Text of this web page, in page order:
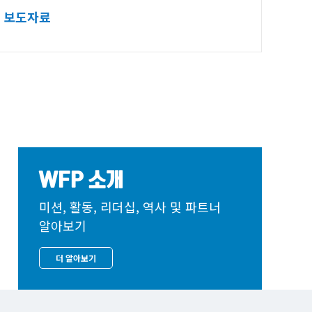
보도자료
WFP 소개
미션, 활동, 리더십, 역사 및 파트너
알아보기
더 알아보기